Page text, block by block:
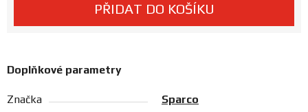
PŘIDAT DO KOŠÍKU
Doplňkové parametry
Značka Sparco